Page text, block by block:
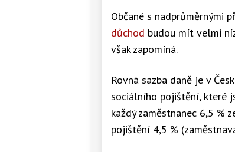
Občané s nadprůměrnými
důchod budou mít velmi
však zapomíná.
Rovná sazba daně je v
sociálního pojištění, které
každý zaměstnanec 6,5 %
pojištění 4,5 %